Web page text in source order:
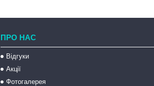
ПРО НАС
Відгуки
Акції
Фотогалерея